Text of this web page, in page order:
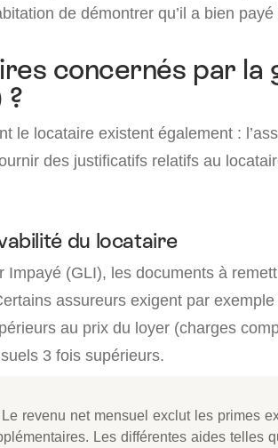
de démontrer qu’il a bien
concernés par la
?
le locataire existent également :
des justificatifs relatifs au
du locataire
Impayé (GLI), les documents à
assureurs exigent par
au prix du loyer (charges
3 fois supérieurs.
revenu net mensuel exclut les primes
Les différentes aides telles